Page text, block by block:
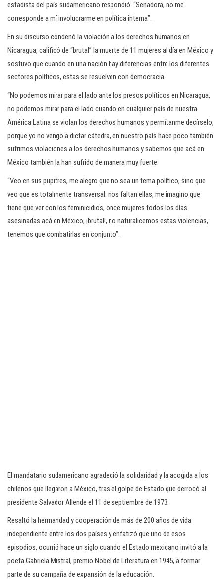
estadista del país sudamericano respondió: “Senadora, no me
corresponde a mí involucrarme en política interna”.
En su discurso condenó la violación a los derechos humanos en
Nicaragua, calificó de “brutal” la muerte de 11 mujeres al día en México y
sostuvo que cuando en una nación hay diferencias entre los diferentes
sectores políticos, estas se resuelven con democracia.
“No podemos mirar para el lado ante los presos políticos en Nicaragua,
no podemos mirar para el lado cuando en cualquier país de nuestra
América Latina se violan los derechos humanos y permítanme decírselo,
porque yo no vengo a dictar cátedra, en nuestro país hace poco también
sufrimos violaciones a los derechos humanos y sabemos que acá en
México también la han sufrido de manera muy fuerte.
“Veo en sus pupitres, me alegro que no sea un tema político, sino que
veo que es totalmente transversal: nos faltan ellas, me imagino que
tiene que ver con los feminicidios, once mujeres todos los días
asesinadas acá en México, ¡brutal!, no naturalicemos estas violencias,
tenemos que combatirlas en conjunto”.
El mandatario sudamericano agradeció la solidaridad y la acogida a los
chilenos que llegaron a México, tras el golpe de Estado que derrocó al
presidente Salvador Allende el 11 de septiembre de 1973.
Resaltó la hermandad y cooperación de más de 200 años de vida
independiente entre los dos países y enfatizó que uno de esos
episodios, ocurrió hace un siglo cuando el Estado mexicano invitó a la
poeta Gabriela Mistral, premio Nobel de Literatura en 1945, a formar
parte de su campaña de expansión de la educación.